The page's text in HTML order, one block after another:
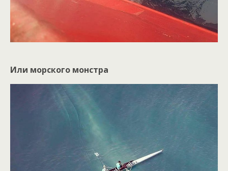
Или морского монстра